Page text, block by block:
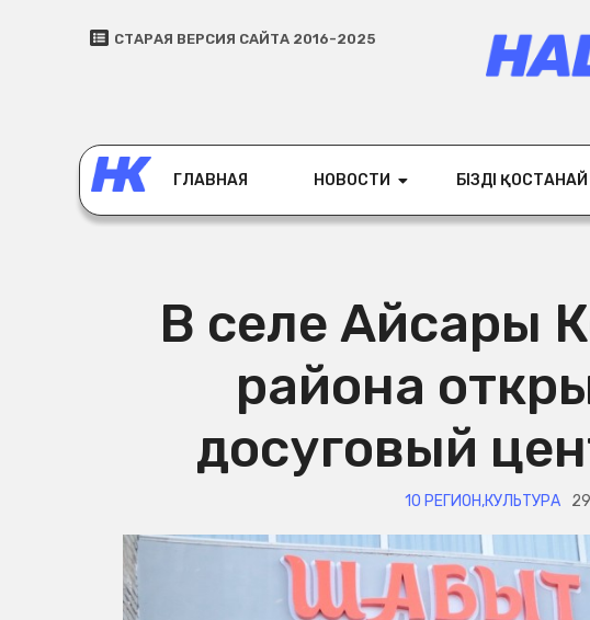
СТАРАЯ ВЕРСИЯ САЙТА 2016-2025
ГЛАВНАЯ НОВОСТИ БІЗДІҢ ҚОСТАНАЙ
В селе Айсары
района
досуговый
10 РЕГИОН,КУЛЬТУРА